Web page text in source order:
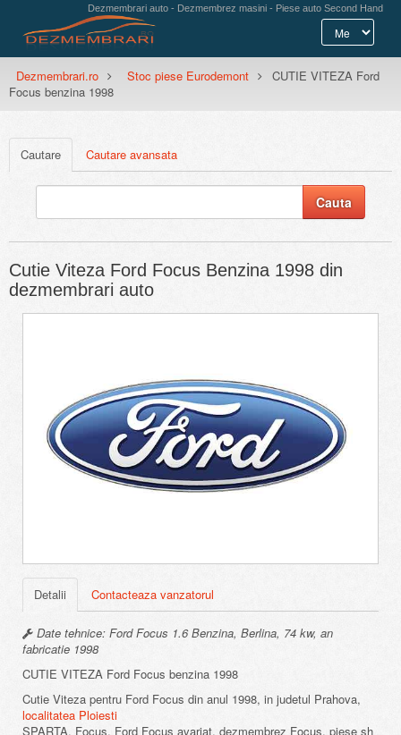
Dezmembrari auto - Dezmembrez masini - Piese auto Second Hand
Dezmembrari.ro Stoc piese Eurodemont
CUTIE VITEZA Ford
Focus benzina 1998
Cautare Cautare avansata
Cutie Viteza Ford Focus Benzina 1998 din
dezmembrari auto
Detalii Contacteaza vanzatorul
Date tehnice: Ford Focus 1.6 Benzina, Berlina, 74 kw, an
fabricatie 1998
CUTIE VITEZA Ford Focus benzina 1998
Cutie Viteza pentru Ford Focus din anul 1998, in judetul Prahova,
localitatea Ploiesti
SPARTA. Focus. Ford Focus avariat, dezmembrez Focus, piese sh